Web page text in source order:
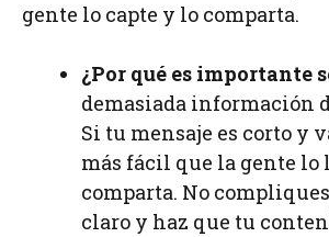
gente lo capte y lo comparta.
¿Por qué es importante
demasiada información
Si tu mensaje es corto y
más fácil que la gente lo
comparta. No compliques
claro y haz que tu